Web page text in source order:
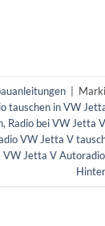
tauschen in VW
, Radio bei VW Jetta
VW Jetta V
VW Jetta V